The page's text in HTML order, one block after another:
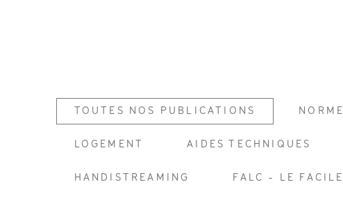
TOUTES NOS PUBLICATIONS
LOGEMENT AIDES TECHNIQUES
HANDISTREAMING FALC - LE